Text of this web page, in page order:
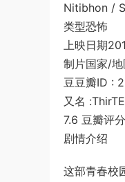
Nitibhon /
类型恐怖
上映日期
制片国家/
豆豆瓣ID :
又名
7.6 豆瓣评分
剧情介绍
这部青春校